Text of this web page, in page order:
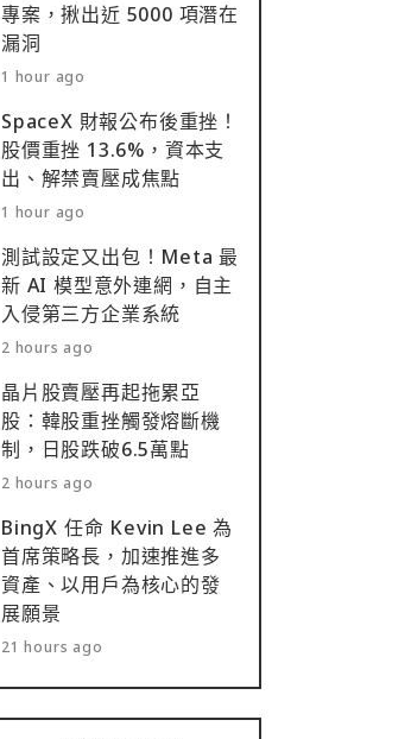
專案，揪出近 5000 項潛在
漏洞
1 hour ago
SpaceX 財報公布後重挫！
股價重挫 13.6%，資本支
出、解禁賣壓成焦點
1 hour ago
測試設定又出包！Meta 最
新 AI 模型意外連網，自主
入侵第三方企業系統
2 hours ago
晶片股賣壓再起拖累亞
股：韓股重挫觸發熔斷機
制，日股跌破6.5萬點
2 hours ago
BingX 任命 Kevin Lee 為
首席策略長，加速推進多
資產、以用戶為核心的發
展願景
21 hours ago